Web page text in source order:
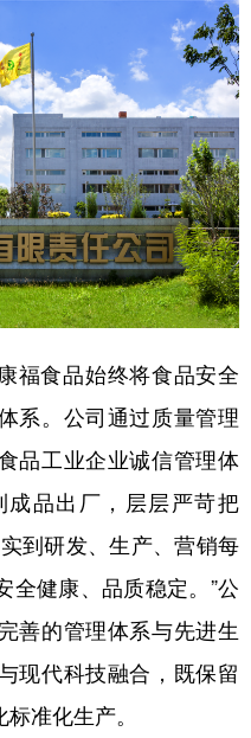
湖北 湖南
海南 重庆
云南 西藏
青海 宁夏
黑龙江
Français عربى
日本語 한국어
福食品始终将食品安全
系。公司通过质量管理
品工业企业诚信管理体
品出厂，层层严苛把
到研发、生产、营销每
全健康、品质稳定。”公
善的管理体系与先进生
现代科技融合，既保留
准化生产。